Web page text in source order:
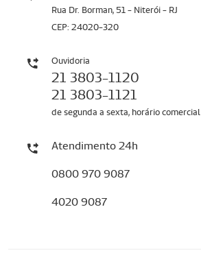
Rua Dr. Borman, 51 - Niterói - RJ
CEP: 24020-320
Ouvidoria
21 3803-1120
21 3803-1121
de segunda a sexta, horário comercial
Atendimento 24h
0800 970 9087
4020 9087